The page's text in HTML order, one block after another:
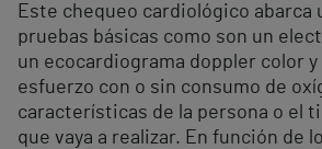
Este chequeo cardiológico abarca
pruebas básicas como son un
un ecocardiograma doppler color y
esfuerzo con o sin consumo de
características de la persona o el
que vaya a realizar. En función de